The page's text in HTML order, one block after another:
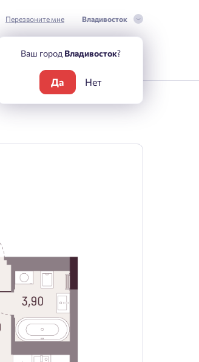
Перезвоните мне Владивосток
Ваш город Владивосток?
Да Нет